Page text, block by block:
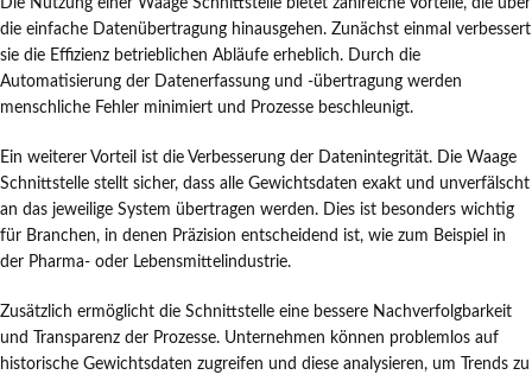
Die Nutzung einer Waage Schnittstelle bietet zahlreiche Vorteile, die über
die einfache Datenübertragung hinausgehen. Zunächst einmal verbessert
sie die Effizienz betrieblichen Abläufe erheblich. Durch die
Automatisierung der Datenerfassung und -übertragung werden
menschliche Fehler minimiert und Prozesse beschleunigt.
Ein weiterer Vorteil ist die Verbesserung der Datenintegrität. Die Waage
Schnittstelle stellt sicher, dass alle Gewichtsdaten exakt und unverfälscht
an das jeweilige System übertragen werden. Dies ist besonders wichtig
für Branchen, in denen Präzision entscheidend ist, wie zum Beispiel in
der Pharma- oder Lebensmittelindustrie.
Zusätzlich ermöglicht die Schnittstelle eine bessere Nachverfolgbarkeit
und Transparenz der Prozesse. Unternehmen können problemlos auf
historische Gewichtsdaten zugreifen und diese analysieren, um Trends zu